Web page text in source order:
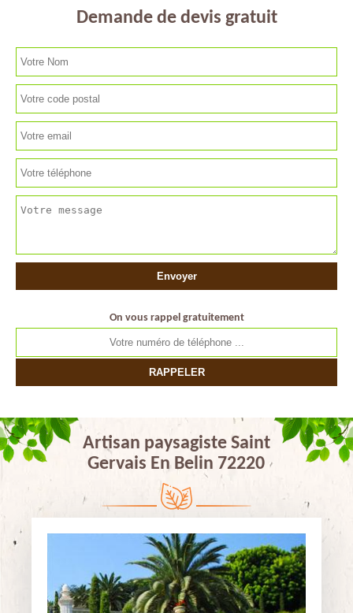
Demande de devis gratuit
On vous rappel gratuitement
Artisan paysagiste Saint
Gervais En Belin 72220